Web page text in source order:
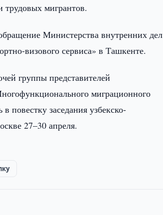
трудовых мигрантов.
Министерства внутренних дел
визового сервиса» в Ташкенте.
группы представителей
миграционного
повестку заседания узбекско-
27–30 апреля.